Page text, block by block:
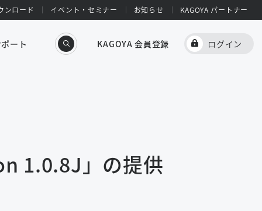
1.0.8J」の提供
ンロード イベント・セミナー お知らせ KAGOYA パートナー
ート KAGOYA 会員登録 ログイン